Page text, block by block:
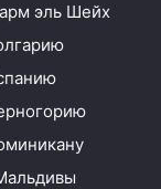
эль Шейх